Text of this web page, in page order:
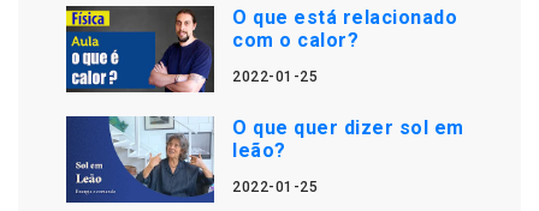
O que está relacionado
com o calor?
2022-01-25
O que quer dizer sol em
leão?
2022-01-25